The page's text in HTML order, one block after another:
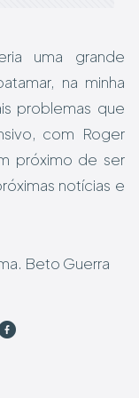
uma grande
na minha
problemas que
com Roger
próximo de ser
notícias e
Beto Guerra